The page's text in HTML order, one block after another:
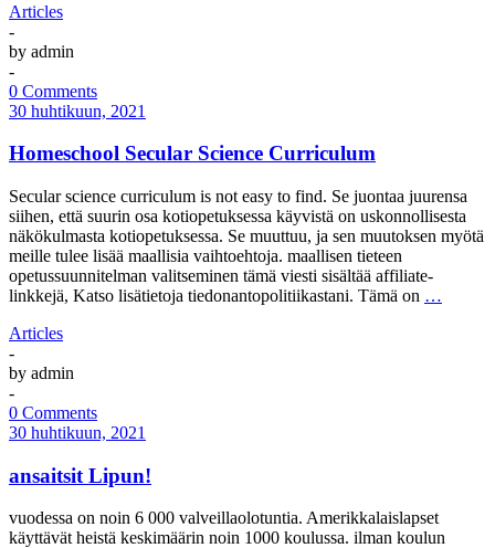
Articles
-
by admin
-
0 Comments
30 huhtikuun, 2021
Homeschool Secular Science Curriculum
Secular science curriculum is not easy to find. Se juontaa juurensa
siihen, että suurin osa kotiopetuksessa käyvistä on uskonnollisesta
näkökulmasta kotiopetuksessa. Se muuttuu, ja sen muutoksen myötä
meille tulee lisää maallisia vaihtoehtoja. maallisen tieteen
opetussuunnitelman valitseminen tämä viesti sisältää affiliate-
linkkejä, Katso lisätietoja tiedonantopolitiikastani. Tämä on …
Articles
-
by admin
-
0 Comments
30 huhtikuun, 2021
ansaitsit Lipun!
vuodessa on noin 6 000 valveillaolotuntia. Amerikkalaislapset
käyttävät heistä keskimäärin noin 1000 koulussa. ilman koulun